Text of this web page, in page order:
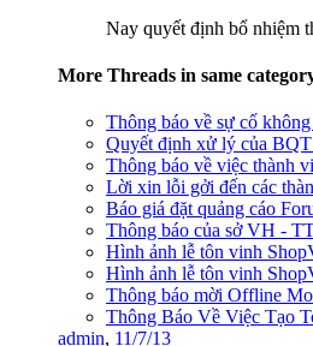
Nay quyết định bổ nhiệm
More Threads in same
Thông báo về sự cố
Quyết định xử lý của
Thông báo về việc thành
Lời xin lỗi gởi đến các
Báo giá đặt quảng cáo
Thông báo của sở VH -
Hình ảnh lễ tôn vinh
Hình ảnh lễ tôn vinh
Thông báo mời Offline
Thông Báo Về Việc Tạo
admin, 11/7/13